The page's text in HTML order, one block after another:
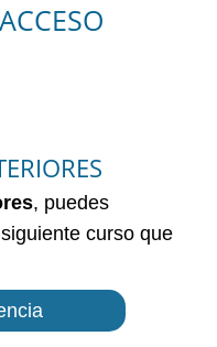
, puedes
curso que